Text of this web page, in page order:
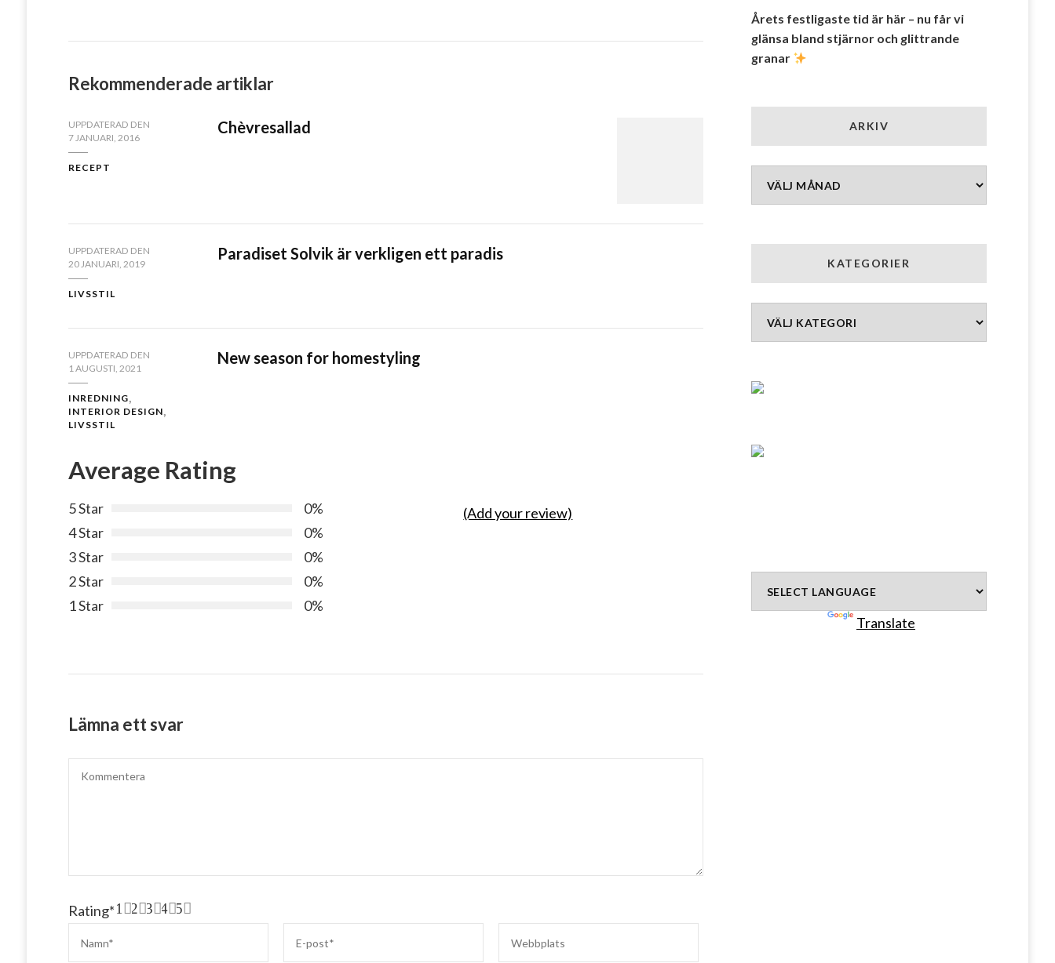
Rekommenderade artiklar
UPPDATERAD DEN
7 JANUARI, 2016
RECEPT
Chèvresallad
UPPDATERAD DEN
20 JANUARI, 2019
LIVSSTIL
Paradiset Solvik är verkligen ett paradis
UPPDATERAD DEN
1 AUGUSTI, 2021
INREDNING
INTERIOR DESIGN
LIVSSTIL
New season for homestyling
Average Rating
5 Star
0%
4 Star
0%
3 Star
0%
2 Star
0%
1 Star
0%
(Add your review)
Lämna ett svar
Rating* 5
4
3
2
1
Årets festligaste tid är här – nu får vi
glänsa bland stjärnor och glittrande
granar
ARKIV
Arkiv
KATEGORIER
Kategorier
Translate